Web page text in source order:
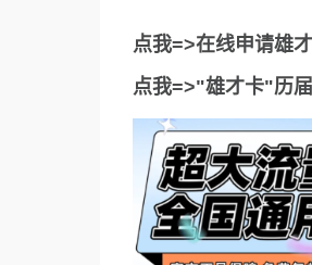
点我=>在线申请雄
点我=>"雄才卡"历